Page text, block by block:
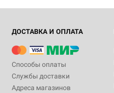
ДОСТАВКА И ОПЛАТА
Способы оплаты
Службы доставки
Адреса магазинов